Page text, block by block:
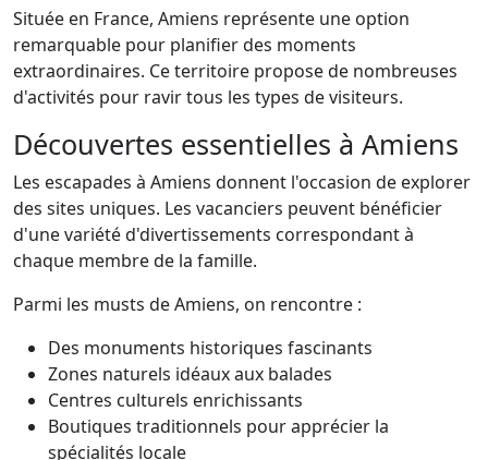
Située en France, Amiens représente une option
remarquable pour planifier des moments
extraordinaires. Ce territoire propose de nombreuses
d'activités pour ravir tous les types de visiteurs.
Découvertes essentielles à Amiens
Les escapades à Amiens donnent l'occasion de explorer
des sites uniques. Les vacanciers peuvent bénéficier
d'une variété d'divertissements correspondant à
chaque membre de la famille.
Parmi les musts de Amiens, on rencontre :
Des monuments historiques fascinants
Zones naturels idéaux aux balades
Centres culturels enrichissants
Boutiques traditionnels pour apprécier la
spécialités locale